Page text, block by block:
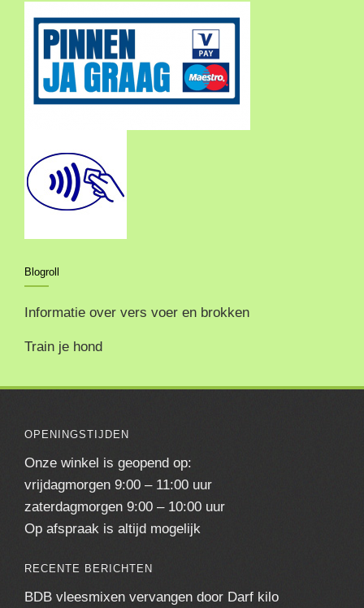
Blogroll
Informatie over vers voer en brokken
Train je hond
OPENINGSTIJDEN
Onze winkel is geopend op:
vrijdagmorgen 9:00 – 11:00 uur
zaterdagmorgen 9:00 – 10:00 uur
Op afspraak is altijd mogelijk
RECENTE BERICHTEN
BDB vleesmixen vervangen door Darf kilo